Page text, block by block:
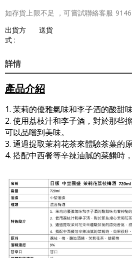
如存貨上限不足 ，可嘗試聯絡客服
出貨方
式 :
送貨
詳情
產品介紹
1. 茉莉的優雅氣味和李子酒的酸甜
2. 使用荔枝汁和李子酒，對於那些
可以品嚐到美味。
3. 通過提取茉莉花茶來體驗茶葉的
4. 搭配中西餐等辛辣油膩的菜餚時，